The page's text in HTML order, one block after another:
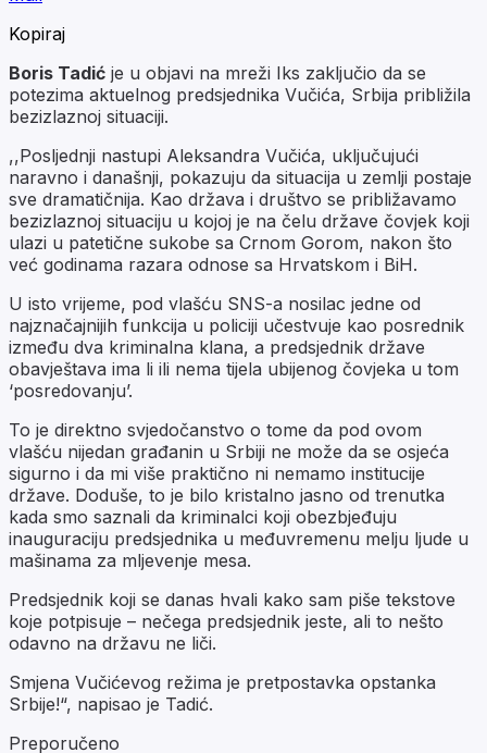
Kopiraj
Boris Tadić je u objavi na mreži Iks zaključio da se
potezima aktuelnog predsjednika Vučića, Srbija približila
bezizlaznoj situaciji.
,,Posljednji nastupi Aleksandra Vučića, uključujući
naravno i današnji, pokazuju da situacija u zemlji postaje
sve dramatičnija. Kao država i društvo se približavamo
bezizlaznoj situaciju u kojoj je na čelu države čovjek koji
ulazi u patetične sukobe sa Crnom Gorom, nakon što
već godinama razara odnose sa Hrvatskom i BiH.
U isto vrijeme, pod vlašću SNS-a nosilac jedne od
najznačajnijih funkcija u policiji učestvuje kao posrednik
između dva kriminalna klana, a predsjednik države
obavještava ima li ili nema tijela ubijenog čovjeka u tom
‘posredovanju’.
To je direktno svjedočanstvo o tome da pod ovom
vlašću nijedan građanin u Srbiji ne može da se osjeća
sigurno i da mi više praktično ni nemamo institucije
države. Doduše, to je bilo kristalno jasno od trenutka
kada smo saznali da kriminalci koji obezbjeđuju
inauguraciju predsjednika u međuvremenu melju ljude u
mašinama za mljevenje mesa.
Predsjednik koji se danas hvali kako sam piše tekstove
koje potpisuje – nečega predsjednik jeste, ali to nešto
odavno na državu ne liči.
Smjena Vučićevog režima je pretpostavka opstanka
Srbije!“, napisao je Tadić.
Preporučeno